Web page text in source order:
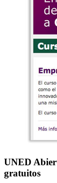
UNED
gratuitos